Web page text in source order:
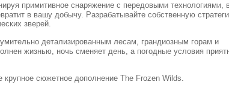
примитивное снаряжение с передовыми технологиями,
в вашу добычу. Разрабатывайте собственную
зверей.
детализированным лесам, грандиозным горам и
жизнью, ночь сменяет день, а погодные условия
сюжетное дополнение The Frozen Wilds.